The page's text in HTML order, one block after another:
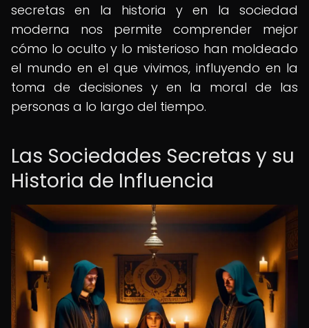
secretas en la historia y en la sociedad
moderna nos permite comprender mejor
cómo lo oculto y lo misterioso han moldeado
el mundo en el que vivimos, influyendo en la
toma de decisiones y en la moral de las
personas a lo largo del tiempo.
Las Sociedades Secretas y su
Historia de Influencia